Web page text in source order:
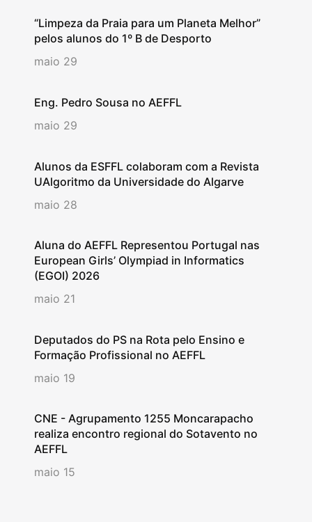
“Limpeza da Praia para um Planeta Melhor”
pelos alunos do 1º B de Desporto
maio 29
Eng. Pedro Sousa no AEFFL
maio 29
Alunos da ESFFL colaboram com a Revista
UAlgoritmo da Universidade do Algarve
maio 28
Aluna do AEFFL Representou Portugal nas
European Girls’ Olympiad in Informatics
(EGOI) 2026
maio 21
Deputados do PS na Rota pelo Ensino e
Formação Profissional no AEFFL
maio 19
CNE - Agrupamento 1255 Moncarapacho
realiza encontro regional do Sotavento no
AEFFL
maio 15